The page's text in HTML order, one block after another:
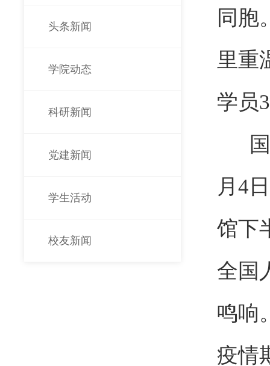
头条新闻
学院动态
科研新闻
党建新闻
学生活动
校友新闻
同胞
里重
学员
国
月4
馆下
全国
鸣响
疫情